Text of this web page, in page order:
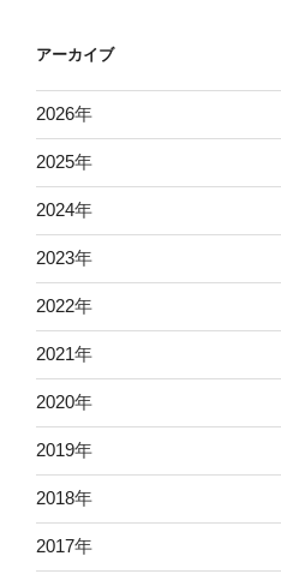
アーカイブ
2026年
2025年
2024年
2023年
2022年
2021年
2020年
2019年
2018年
2017年